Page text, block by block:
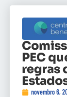
PEC
regras
novembro 6,